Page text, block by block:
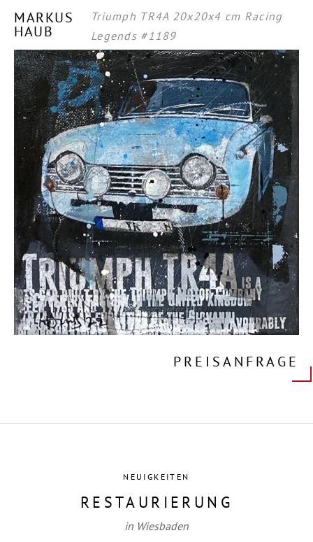
MARKUS
HAUB
Triumph TR4A 20x20x4 cm Racing
Legends #1189
PREISANFRAGE
NEUIGKEITEN
RESTAURIERUNG
in Wiesbaden